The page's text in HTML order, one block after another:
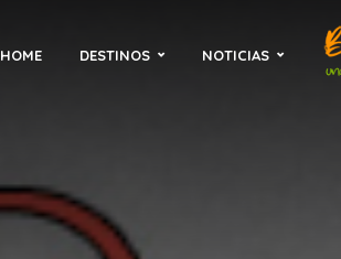
HOME DESTINOS NOTICIAS